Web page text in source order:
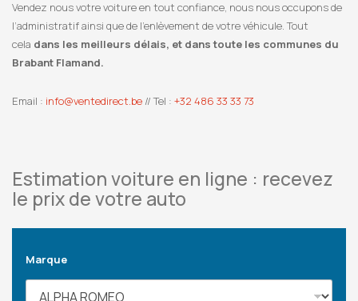
Vendez nous votre voiture en tout confiance, nous nous occupons de
l’administratif ainsi que de l’enlèvement de votre véhicule. Tout
cela dans les meilleurs délais, et dans toute les communes du
Brabant Flamand.
Email : info@ventedirect.be // Tel : +32 486 33 33 73
Estimation voiture en ligne : recevez
le prix de votre auto
Marque